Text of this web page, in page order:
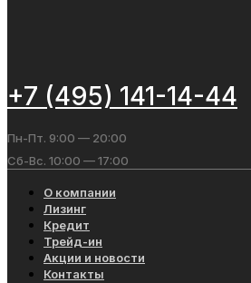
+7 (495) 141-14-44
Пн-Пт. 9:00 — 20:00
Сб-Вс. 10:00 — 17:00
О компании
Лизинг
Кредит
Трейд-ин
Акции и новости
Контакты